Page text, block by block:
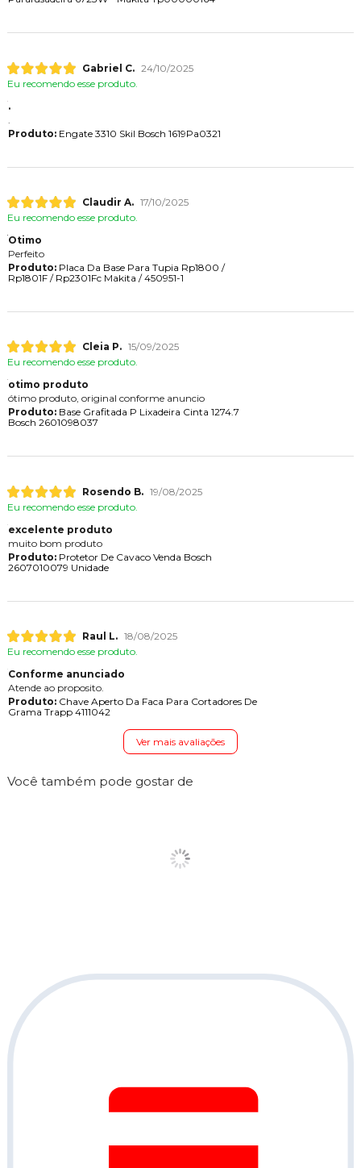
Gabriel C. 24/10/2025
Eu recomendo esse produto.
.
Produto:Engate 3310 Skil Bosch 1619Pa0321
Claudir A. 17/10/2025
Eu recomendo esse produto.
Otimo
Perfeito
Produto:Placa Da Base Para Tupia Rp1800 /
Rp1801F / Rp2301Fc Makita / 450951-1
Cleia P. 15/09/2025
Eu recomendo esse produto.
otimo produto
ótimo produto, original conforme anuncio
Produto:Base Grafitada P Lixadeira Cinta 1274.7
Bosch 2601098037
Rosendo B. 19/08/2025
Eu recomendo esse produto.
excelente produto
muito bom produto
Produto:Protetor De Cavaco Venda Bosch
2607010079 Unidade
Raul L. 18/08/2025
Eu recomendo esse produto.
Conforme anunciado
Atende ao proposito.
Produto:Chave Aperto Da Faca Para Cortadores De
Grama Trapp 4111042
Ver mais avaliações
Você também pode gostar de